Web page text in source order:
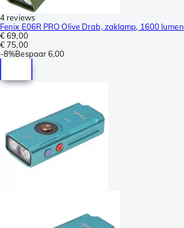
4 reviews
Fenix E06R PRO Olive Drab, zaklamp, 1600 lumen
€ 69,00
€ 75,00
-8%Bespaar6,00